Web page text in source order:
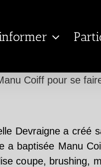
Coiff pour se
Devraigne a créé
a baptisée Manu
coupe, brushing,